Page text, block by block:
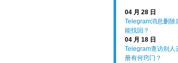
04 月 28 日
Telegram消息删除
能找回？
04 月 18 日
Telegram查访别人
册有何窍门？